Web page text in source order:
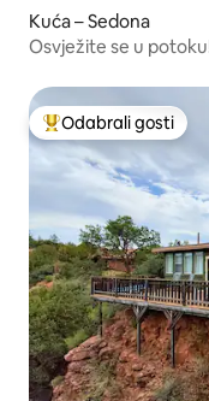
Kuća – Sedona
Osvježite se u
Među najviše
Odabrali gosti